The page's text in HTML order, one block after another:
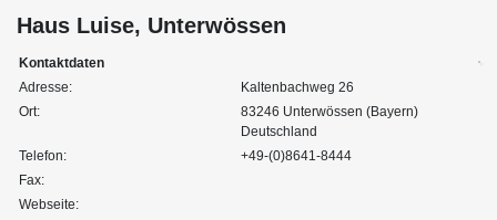
Haus Luise, Unterwössen
Kontaktdaten
Adresse:
Kaltenbachweg 26
Ort:
83246 Unterwössen (Bayern)
Deutschland
Telefon:
+49-(0)8641-8444
Fax:
Webseite: